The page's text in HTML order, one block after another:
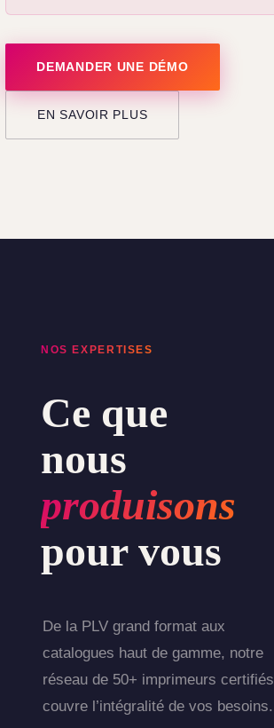
DEMANDER UNE DÉMO
EN SAVOIR PLUS
NOS EXPERTISES
Ce que
nous
produisons
pour vous
De la PLV grand format aux
catalogues haut de gamme, notre
réseau de 50+ imprimeurs certifiés
couvre l’intégralité de vos besoins.